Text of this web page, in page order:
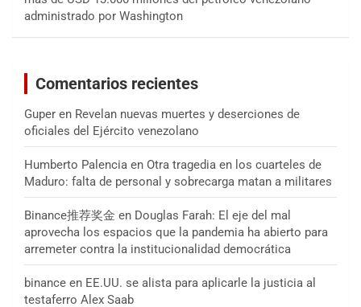
administrado por Washington
Comentarios recientes
Guper en Revelan nuevas muertes y deserciones de
oficiales del Ejército venezolano
Humberto Palencia en Otra tragedia en los cuarteles de
Maduro: falta de personal y sobrecarga matan a militares
Binance推荐奖金 en Douglas Farah: El eje del mal
aprovecha los espacios que la pandemia ha abierto para
arremeter contra la institucionalidad democrática
binance en EE.UU. se alista para aplicarle la justicia al
testaferro Alex Saab